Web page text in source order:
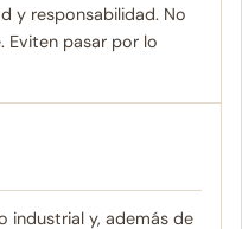
y responsabilidad. No
Eviten pasar por lo
industrial y, además de